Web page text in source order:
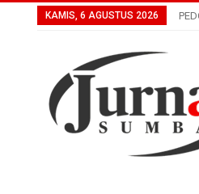
KAMIS, 6 AGUSTUS 2026